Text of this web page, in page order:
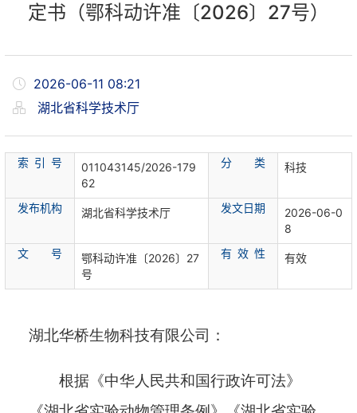
定书（鄂科动许准〔2026〕27号）
2026-06-11 08:21
湖北省科学技术厅
索 引 号
011043145/2026-179
62
分 类 科技
发布机构 湖北省科学技术厅 发文日期
2026-06-0
8
文 号
鄂科动许准〔2026〕27
号
有 效 性 有效
湖北华桥生物科技有限公司 ：
根据《中华人民共和国行政许可法》